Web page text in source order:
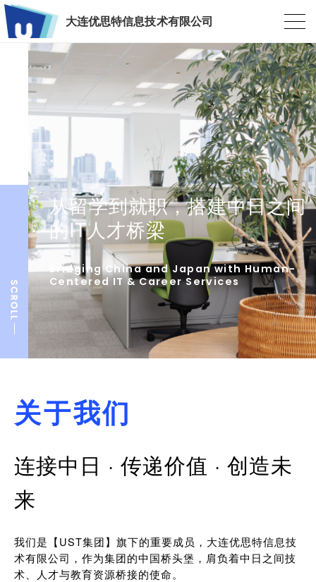
大连优思特信息技术有限公司
从留学到就职，搭建中日之间
的IT人才桥梁
Bridging China and Japan with Human-
Centered IT & Career Services
关于我们
连接中日 · 传递价值 · 创造未
来
我们是【UST集团】旗下的重要成员，大连优思特信息技
术有限公司，作为集团的中国桥头堡，肩负着中日之间技
术、人才与教育资源桥接的使命。